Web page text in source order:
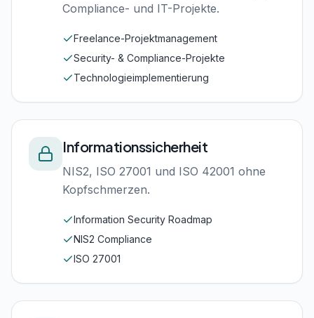
Compliance- und IT-Projekte.
Freelance-Projektmanagement
Security- & Compliance-Projekte
Technologieimplementierung
Informationssicherheit
NIS2, ISO 27001 und ISO 42001 ohne
Kopfschmerzen.
Information Security Roadmap
NIS2 Compliance
ISO 27001